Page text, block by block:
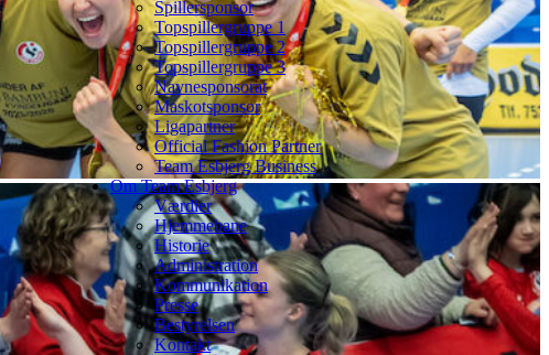
Spillersponsor
Topspillergruppe 1
Topspillergruppe 2
Topspillergruppe 3
Navnesponsorat
Maskotsponsor
Ligapartner
Official Fashion Partner
Team Esbjerg Business
Om Team Esbjerg
Værdier
Hjemmebane
Historie
Administration
Kommunikation
Presse
Bestyrelsen
Kontakt